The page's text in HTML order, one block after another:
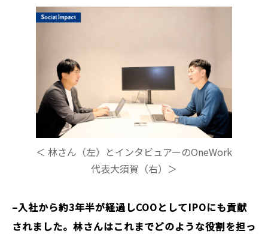
＜ 林さん（左）とインタビュアーのOneWork
代表大須賀（右）＞
–入社から約3年半が経過しCOOとしてIPOにも貢献
されました。林さんはこれまでどのような役割を担っ